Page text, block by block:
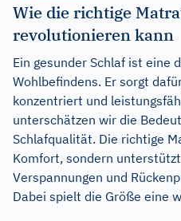
Wie die richtige
revolutionieren kann
Ein gesunder Schlaf ist eine
Wohlbefindens. Er sorgt
konzentriert und
unterschätzen wir die
Schlafqualität. Die richtige
Komfort, sondern
Verspannungen und
Dabei spielt die Größe eine